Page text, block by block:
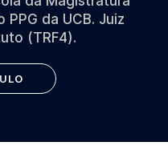
PPG da UCB. Juiz
(TRF4).